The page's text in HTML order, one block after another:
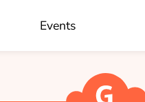
Events